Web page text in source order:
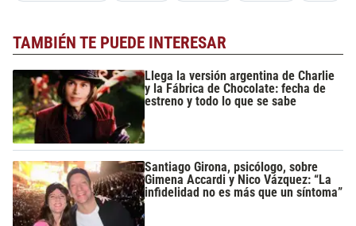
TAMBIÉN TE PUEDE INTERESAR
Llega la versión argentina de Charlie
y la Fábrica de Chocolate: fecha de
estreno y todo lo que se sabe
Santiago Girona, psicólogo, sobre
Gimena Accardi y Nico Vázquez: “La
infidelidad no es más que un síntoma”